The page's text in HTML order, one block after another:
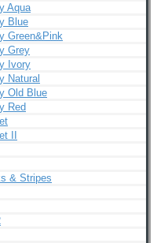
Aqua
Blue
Green&Pink
Grey
Ivory
Natural
Old Blue
Red
II
& Stripes